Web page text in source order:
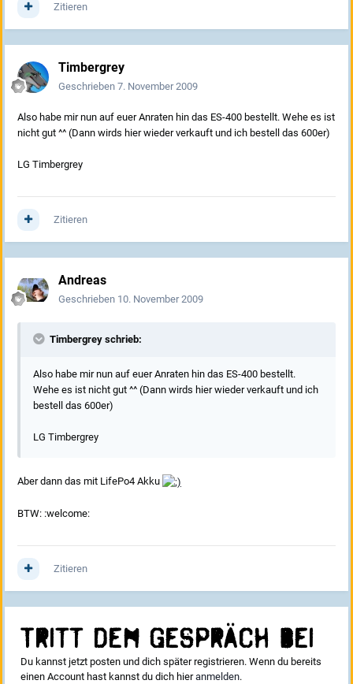
Zitieren
Timbergrey
Geschrieben 7. November 2009
Also habe mir nun auf euer Anraten hin das ES-400 bestellt. Wehe es ist
nicht gut ^^ (Dann wirds hier wieder verkauft und ich bestell das 600er)
LG Timbergrey
Zitieren
Andreas
Geschrieben 10. November 2009
Timbergrey schrieb:
Also habe mir nun auf euer Anraten hin das ES-400 bestellt.
Wehe es ist nicht gut ^^ (Dann wirds hier wieder verkauft und ich
bestell das 600er)
LG Timbergrey
Aber dann das mit LifePo4 Akku
BTW: :welcome:
Zitieren
Tritt dem Gespräch bei
Du kannst jetzt posten und dich später registrieren. Wenn du bereits
einen Account hast kannst du dich hieranmelden.